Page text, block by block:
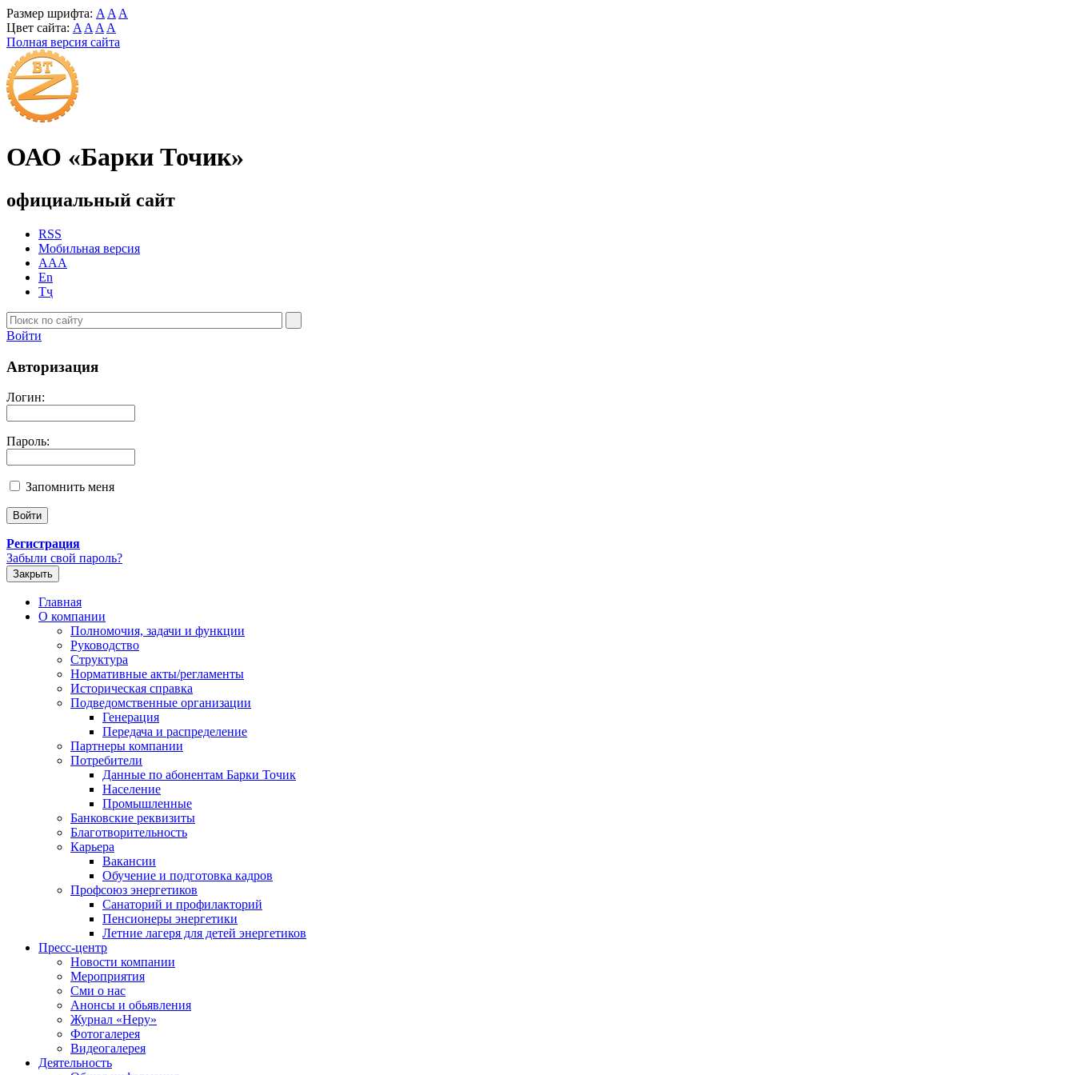
Размер шрифта: A A A
Цвет сайта: A A A A
Полная версия сайта
ОАО «Барки Точик»
официальный сайт
RSS
Мобильная версия
AAA
En
Тҷ
Войти
Авторизация
Логин:
Пароль:
Запомнить меня
Регистрация
Забыли свой пароль?
Закрыть
Главная
О компании
Полномочия, задачи и функции
Руководство
Структура
Нормативные акты/регламенты
Историческая справка
Подведомственные организации
Генерация
Передача и распределение
Партнеры компании
Потребители
Данные по абонентам Барки Точик
Население
Промышленные
Банковские реквизиты
Благотворительность
Карьера
Вакансии
Обучение и подготовка кадров
Профсоюз энергетиков
Санаторий и профилакторий
Пенсионеры энергетики
Летние лагеря для детей энергетиков
Пресс-центр
Новости компании
Мероприятия
Сми о нас
Анонсы и обьявления
Журнал «Неру»
Фотогалерея
Видеогалерея
Деятельность